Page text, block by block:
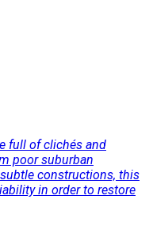
full of clichés and
poor suburban
constructions, this
in order to restore